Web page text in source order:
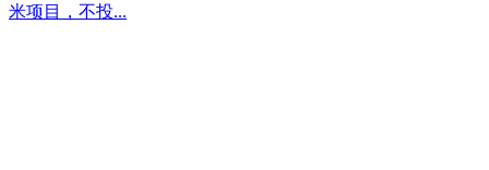
米项目，不投...